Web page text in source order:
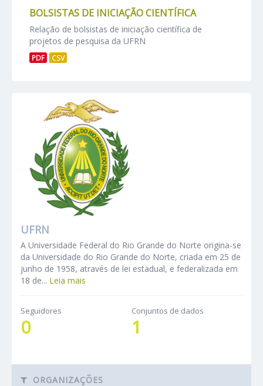
BOLSISTAS DE INICIAÇÃO CIENTÍFICA
Relação de bolsistas de iniciação científica de
projetos de pesquisa da UFRN
PDF CSV
UFRN
A Universidade Federal do Rio Grande do Norte origina-se
da Universidade do Rio Grande do Norte, criada em 25 de
junho de 1958, através de lei estadual, e federalizada em
18 de... Leia mais
Seguidores
0
Conjuntos de dados
1
ORGANIZAÇÕES